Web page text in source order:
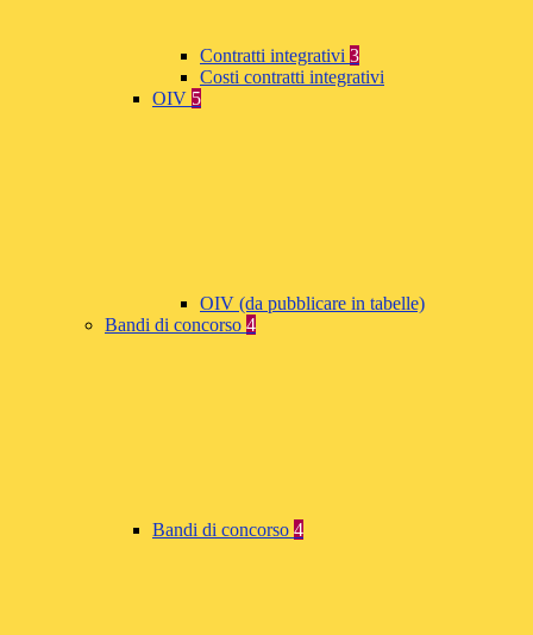
Contratti integrativi 3
Costi contratti integrativi
OIV 5
OIV (da pubblicare in tabelle)
Bandi di concorso 4
Bandi di concorso 4